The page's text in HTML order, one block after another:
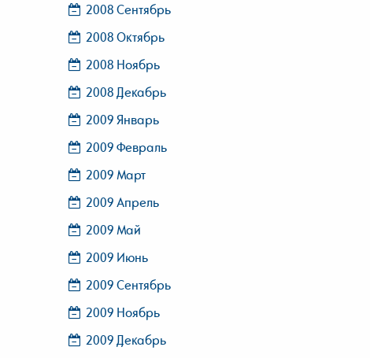
2008 Сентябрь
2008 Октябрь
2008 Ноябрь
2008 Декабрь
2009 Январь
2009 Февраль
2009 Март
2009 Апрель
2009 Май
2009 Июнь
2009 Сентябрь
2009 Ноябрь
2009 Декабрь